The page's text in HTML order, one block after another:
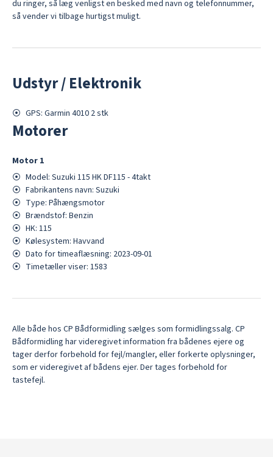
du ringer, så læg venligst en besked med navn og telefonnummer,
så vender vi tilbage hurtigst muligt.
Udstyr / Elektronik
⦿ GPS: Garmin 4010 2 stk
Motorer
Motor 1
⦿ Model: Suzuki 115 HK DF115 - 4takt
⦿ Fabrikantens navn: Suzuki
⦿ Type: Påhængsmotor
⦿ Brændstof: Benzin
⦿ HK: 115
⦿ Kølesystem: Havvand
⦿ Dato for timeaflæsning: 2023-09-01
⦿ Timetæller viser: 1583
Alle både hos CP Bådformidling sælges som formidlingssalg. CP
Bådformidling har videregivet information fra bådenes ejere og
tager derfor forbehold for fejl/mangler, eller forkerte oplysninger,
som er videregivet af bådens ejer. Der tages forbehold for
tastefejl.